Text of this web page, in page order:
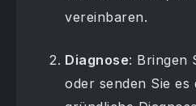
vereinbaren.
Diagnose: Bringen
oder senden Sie